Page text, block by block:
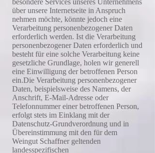
besondere Services unseres Unternehmens
über unsere Internetseite in Anspruch
nehmen möchte, könnte jedoch eine
Verarbeitung personenbezogener Daten
erforderlich werden. Ist die Verarbeitung
personenbezogener Daten erforderlich und
besteht für eine solche Verarbeitung keine
gesetzliche Grundlage, holen wir generell
eine Einwilligung der betroffenen Person
ein.Die Verarbeitung personenbezogener
Daten, beispielsweise des Namens, der
Anschrift, E-Mail-Adresse oder
Telefonnummer einer betroffenen Person,
erfolgt stets im Einklang mit der
Datenschutz-Grundverordnung und in
Übereinstimmung mit den für dem
Weingut Schaffner geltenden
landesspezifischen